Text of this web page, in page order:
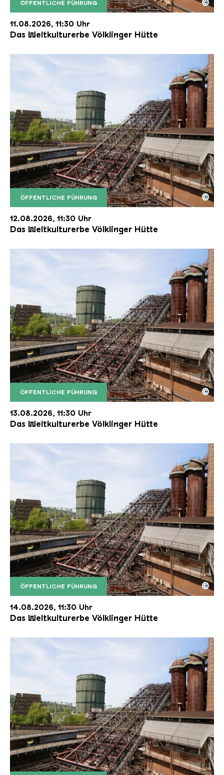
ÖFFENTLICHE FÜHRUNG
Der Erzschrägaufzug der Völklinger Hütte mit
Copyright: Weltkulturerbe Völklinger Hütte | Karl
©
11.08.2026, 11:30 Uhr
Das Weltkulturerbe Völklinger Hütte
ÖFFENTLICHE FÜHRUNG
Der Erzschrägaufzug der Völklinger Hütte mit
Copyright: Weltkulturerbe Völklinger Hütte | Karl
©
12.08.2026, 11:30 Uhr
Das Weltkulturerbe Völklinger Hütte
ÖFFENTLICHE FÜHRUNG
Der Erzschrägaufzug der Völklinger Hütte mit
Copyright: Weltkulturerbe Völklinger Hütte | Karl
©
13.08.2026, 11:30 Uhr
Das Weltkulturerbe Völklinger Hütte
ÖFFENTLICHE FÜHRUNG
Der Erzschrägaufzug der Völklinger Hütte mit
Copyright: Weltkulturerbe Völklinger Hütte | Karl
©
14.08.2026, 11:30 Uhr
Das Weltkulturerbe Völklinger Hütte